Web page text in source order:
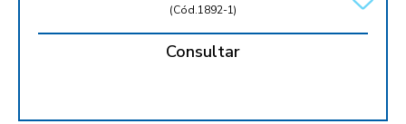
(Cód.1892-1)
Consultar